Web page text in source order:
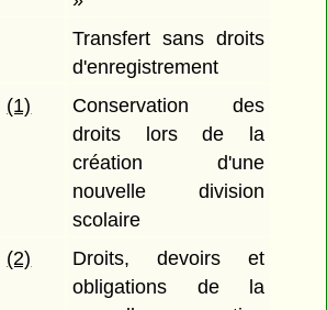
Transfert sans droits
d'enregistrement
(1)
Conservation des
droits lors de la
création d'une
nouvelle division
scolaire
(2)
Droits, devoirs et
obligations de la